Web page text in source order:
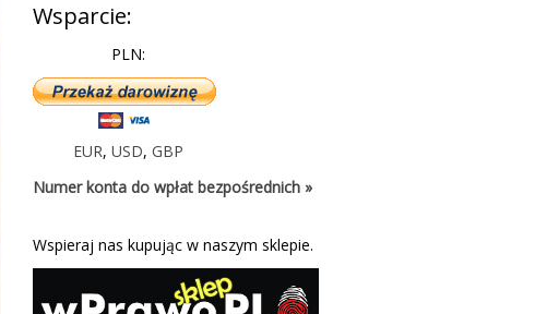
Wsparcie:
PLN:
EUR,USD,GBP
Numer konta do wpłat bezpośrednich »
Wspieraj nas kupując w naszym sklepie.